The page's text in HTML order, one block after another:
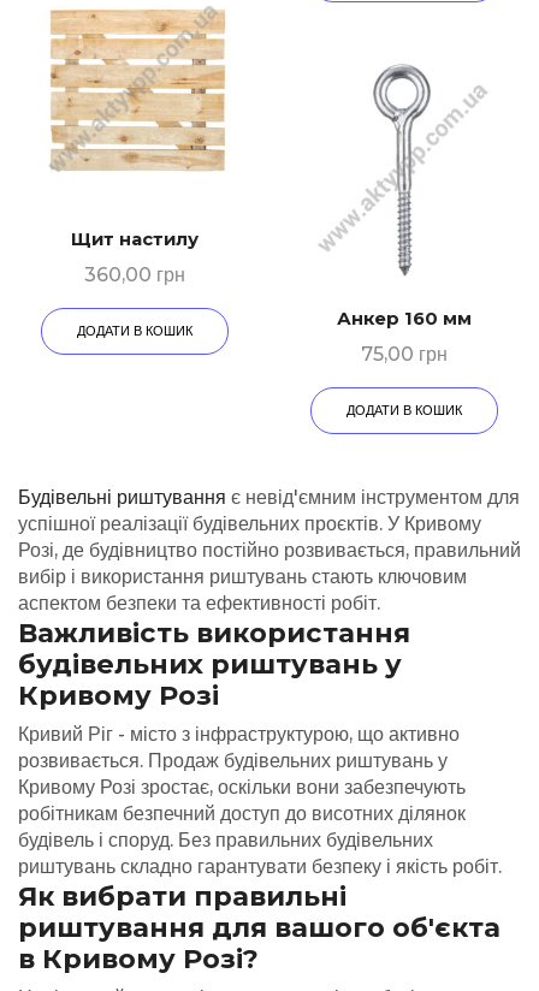
Щит настилу
360,00 грн
ДОДАТИ В КОШИК
Анкер 160 мм
75,00 грн
ДОДАТИ В КОШИК
Будівельні риштування є невід'ємним інструментом для
успішної реалізації будівельних проєктів. У Кривому
Розі, де будівництво постійно розвивається, правильний
вибір і використання риштувань стають ключовим
аспектом безпеки та ефективності робіт.
Важливість використання
будівельних риштувань у
Кривому Розі
Кривий Ріг - місто з інфраструктурою, що активно
розвивається. Продаж будівельних риштувань у
Кривому Розі зростає, оскільки вони забезпечують
робітникам безпечний доступ до висотних ділянок
будівель і споруд. Без правильних будівельних
риштувань складно гарантувати безпеку і якість робіт.
Як вибрати правильні
риштування для вашого об'єкта
в Кривому Розі?